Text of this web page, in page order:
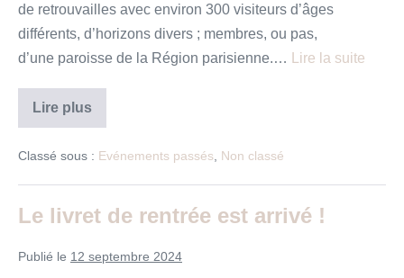
de retrouvailles avec environ 300 visiteurs d’âges
différents, d’horizons divers ; membres, ou pas,
d’une paroisse de la Région parisienne.…
Lire la suite
Lire plusFestival
Livre
Classé sous : Evénements passés Non classé
Le livret de rentrée est arrivé !
Publié le 12 septembre 2024